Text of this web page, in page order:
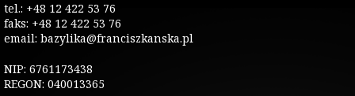
tel.: +48 12 422 53 76
faks: +48 12 422 53 76
email: bazylika@franciszkanska.pl
NIP: 6761173438
REGON: 040013365